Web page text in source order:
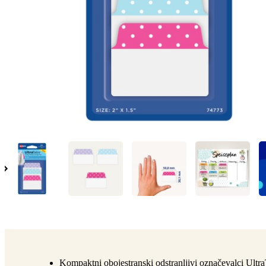
Kompaktni obojestranski odstranljivi označevalci